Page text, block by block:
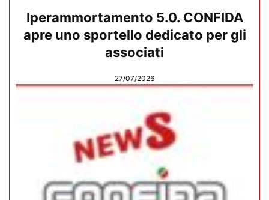
Iperammortamento 5.0. CONFIDA
apre uno sportello dedicato per gli
associati
27/07/2026